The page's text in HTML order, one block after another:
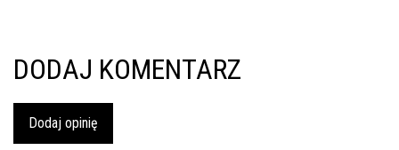
DODAJ KOMENTARZ
Dodaj opinię